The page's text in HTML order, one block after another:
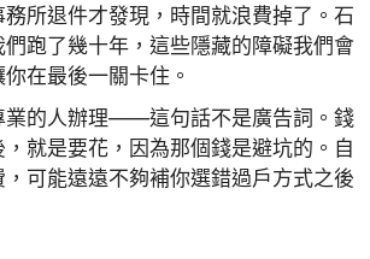
所退件才發現，時間就浪費掉了。石
跑了幾十年，這些隱藏的障礙我們會
在最後一關卡住。
業的人辦理——這句話不是廣告詞。錢
就是要花，因為那個錢是避坑的。自
可能遠遠不夠補你選錯過戶方式之後